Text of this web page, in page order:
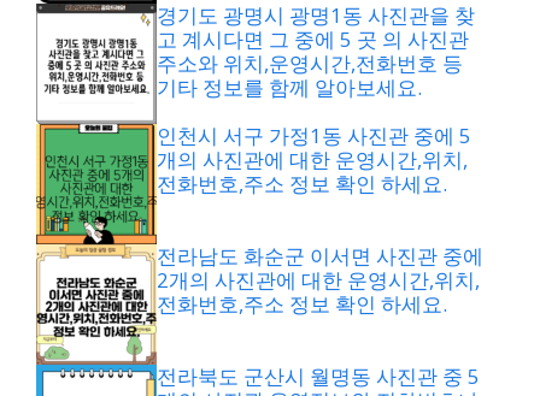
경기도 광명시 광명1동 사진관을 찾
고 계시다면 그 중에 5 곳 의 사진관
주소와 위치,운영시간,전화번호 등
기타 정보를 함께 알아보세요.
인천시 서구 가정1동 사진관 중에 5
개의 사진관에 대한 운영시간,위치,
전화번호,주소 정보 확인 하세요.
전라남도 화순군 이서면 사진관 중에
2개의 사진관에 대한 운영시간,위치,
전화번호,주소 정보 확인 하세요.
전라북도 군산시 월명동 사진관 중 5